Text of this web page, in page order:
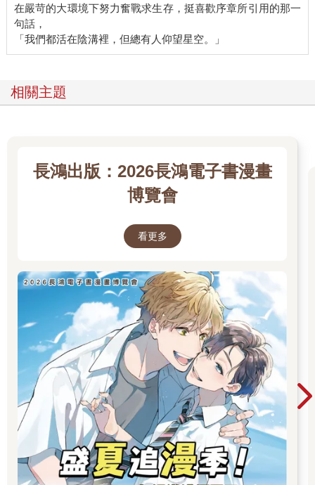
在嚴苛的大環境下努力奮戰求生存，挺喜歡序章所引用的那一
句話，
相關主題
長鴻出版：2026長鴻電子書漫畫
博覽會
看更多